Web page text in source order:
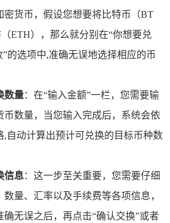
密货币，假设您想要将比特币（BT
ETH），那么就分别在“你想要兑
”的选项中,准确无误地选择相应的币
数量：在“输入金额”一栏，您需要输
币数量，当您输入完成后，系统会依
,自动计算出预计可兑换的目标币种数
信息：这一步至关重要，您需要仔细
量、汇率以及手续费等各项信息，
确无误之后，再点击“确认交换”或者